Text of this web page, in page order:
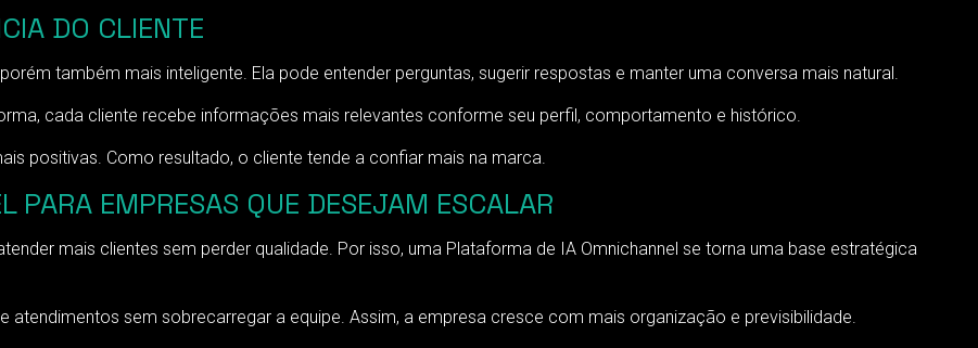
DO CLIENTE
também mais inteligente. Ela pode entender perguntas, sugerir respostas e manter uma conversa mais natural.
cada cliente recebe informações mais relevantes conforme seu perfil, comportamento e histórico.
positivas. Como resultado, o cliente tende a confiar mais na marca.
PARA EMPRESAS QUE DESEJAM ESCALAR
mais clientes sem perder qualidade. Por isso, uma Plataforma de IA Omnichannel se torna uma base estratégica
sem sobrecarregar a equipe. Assim, a empresa cresce com mais organização e previsibilidade.